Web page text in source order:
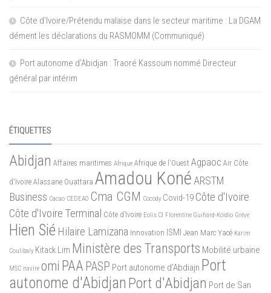
Côte d’Ivoire/Prétendu malaise dans le secteur maritime : La DGAM
dément les déclarations du RASMOMM (Communiqué)
Port autonome d’Abidjan : Traoré Kassoum nommé Directeur
général par intérim
ÉTIQUETTES
Abidjan Affaires maritimes Afrique Afrique de l'Ouest Agpaoc Air Côte
d'Ivoire Alassane Ouattara Amadou Koné ARSTM
Business Cacao CEDEAO Cma CGM Cocody Covid-19 Côte d'Ivoire
Côte d'Ivoire Terminal Côte d’Ivoire Eolis CI Florentine Guihard-Koidio Grève
Hien Sié Hilaire Lamizana Innovation ISMI Jean Marc Yacé Karim
Coulibaly Kitack Lim Ministère des Transports Mobilité urbaine
MSC navire omi PAA PASP Port autonome d'Abdiajn Port
autonome d'Abidjan Port d'Abidjan Port de San